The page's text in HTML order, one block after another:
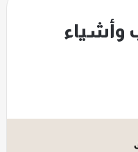
وأشياء